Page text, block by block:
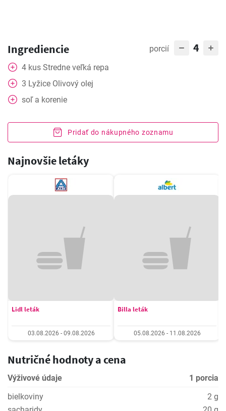
Ingrediencie porcií 4
4 kus Stredne veľká repa
3 Lyžice Olivový olej
soľ a korenie
Pridať do nákupného zoznamu
Najnovšie letáky
Lidl leták
03.08.2026 - 09.08.2026
Billa leták
05.08.2026 - 11.08.2026
Nutričné hodnoty a cena
Výživové údaje
1 porcia
bielkoviny
2 g